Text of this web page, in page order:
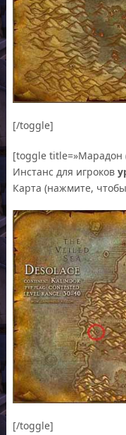
[/toggle]
[toggle title=»Марадон
Инстанс для игроков
Карта (нажмите,
[/toggle]